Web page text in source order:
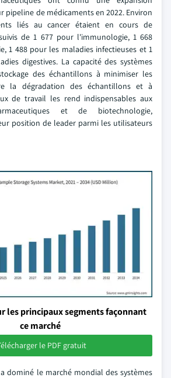
pipeline de médicaments en 2022. Environ
liés au cancer étaient en cours de
de 1 677 pour l'immunologie, 1 668
1 488 pour les maladies infectieuses et 1
digestives. La capacité des systèmes
des échantillons à minimiser les
la dégradation des échantillons et à
de travail les rend indispensables aux
et de biotechnologie,
position de leader parmi les utilisateurs
les principaux segments façonnant
ce marché
le PDF gratuit
dominé le marché mondial des systèmes